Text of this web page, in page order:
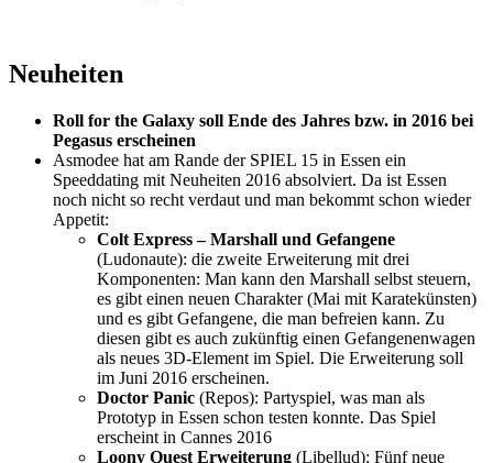
Neuheiten
Roll for the Galaxy soll Ende des Jahres bzw. in 2016 bei
Pegasus erscheinen
Asmodee hat am Rande der SPIEL 15 in Essen ein
Speeddating mit Neuheiten 2016 absolviert. Da ist Essen
noch nicht so recht verdaut und man bekommt schon wieder
Appetit:
Colt Express – Marshall und Gefangene
(Ludonaute): die zweite Erweiterung mit drei
Komponenten: Man kann den Marshall selbst steuern,
es gibt einen neuen Charakter (Mai mit Karatekünsten)
und es gibt Gefangene, die man befreien kann. Zu
diesen gibt es auch zukünftig einen Gefangenenwagen
als neues 3D-Element im Spiel. Die Erweiterung soll
im Juni 2016 erscheinen.
Doctor Panic (Repos): Partyspiel, was man als
Prototyp in Essen schon testen konnte. Das Spiel
erscheint in Cannes 2016
Loony Quest Erweiterung (Libellud): Fünf neue